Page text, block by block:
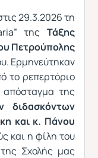
29.3.2026 τη
της Τάξης
Πετρούπολης
Ερμηνεύτηκαν
το ρεπερτόριο
της
διδασκόντων
και κ. Πάνου
και η φίλη του
Σχολής μας